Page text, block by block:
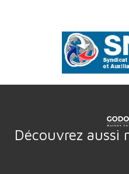
Découvrez aussi